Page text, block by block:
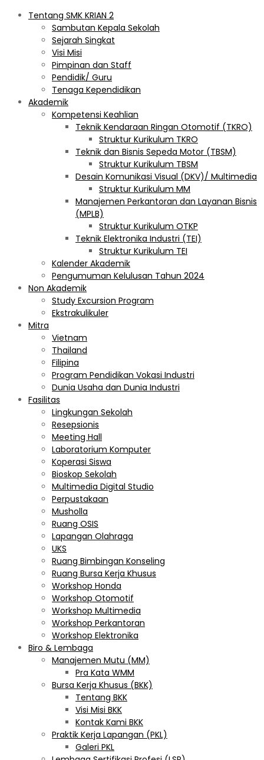
Tentang SMK KRIAN 2
Sambutan Kepala Sekolah
Sejarah Singkat
Visi Misi
Pimpinan dan Staff
Pendidik/ Guru
Tenaga Kependidikan
Akademik
Kompetensi Keahlian
Teknik Kendaraan Ringan Otomotif (TKRO)
Struktur Kurikulum TKRO
Teknik dan Bisnis Sepeda Motor (TBSM)
Struktur Kurikulum TBSM
Desain Komunikasi Visual (DKV)/ Multimedia
Struktur Kurikulum MM
Manajemen Perkantoran dan Layanan Bisnis
(MPLB)
Struktur Kurikulum OTKP
Teknik Elektronika Industri (TEI)
Struktur Kurikulum TEI
Kalender Akademik
Pengumuman Kelulusan Tahun 2024
Non Akademik
Study Excursion Program
Ekstrakulikuler
Mitra
Vietnam
Thailand
Filipina
Program Pendidikan Vokasi Industri
Dunia Usaha dan Dunia Industri
Fasilitas
Lingkungan Sekolah
Resepsionis
Meeting Hall
Laboratorium Komputer
Koperasi Siswa
Bioskop Sekolah
Multimedia Digital Studio
Perpustakaan
Musholla
Ruang OSIS
Lapangan Olahraga
UKS
Ruang Bimbingan Konseling
Ruang Bursa Kerja Khusus
Workshop Honda
Workshop Otomotif
Workshop Multimedia
Workshop Perkantoran
Workshop Elektronika
Biro & Lembaga
Manajemen Mutu (MM)
Pra Kata WMM
Bursa Kerja Khusus (BKK)
Tentang BKK
Visi Misi BKK
Kontak Kami BKK
Praktik Kerja Lapangan (PKL)
Galeri PKL